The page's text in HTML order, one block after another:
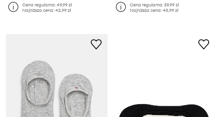
Cena regularna:49,99 zł
Najniższa cena:42,99 zł
Cena regularna:59,99 zł
Najniższa cena:45,99 zł